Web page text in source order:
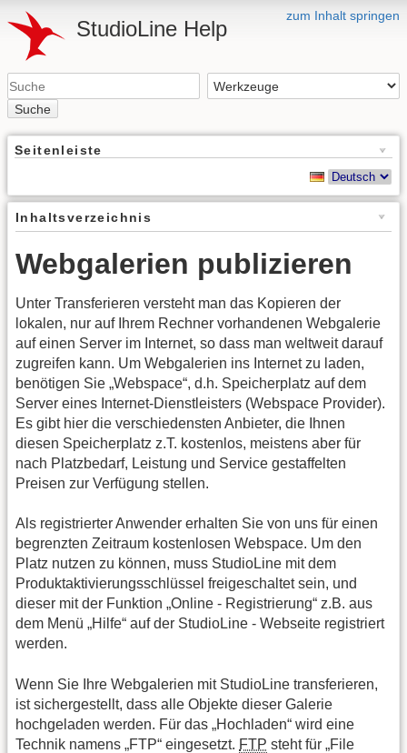
zum Inhalt springen
StudioLine Help
Suche
Seitenleiste
Inhaltsverzeichnis
Webgalerien publizieren
Unter Transferieren versteht man das Kopieren der
lokalen, nur auf Ihrem Rechner vorhandenen Webgalerie
auf einen Server im Internet, so dass man weltweit darauf
zugreifen kann. Um Webgalerien ins Internet zu laden,
benötigen Sie „Webspace“, d.h. Speicherplatz auf dem
Server eines Internet-Dienstleisters (Webspace Provider).
Es gibt hier die verschiedensten Anbieter, die Ihnen
diesen Speicherplatz z.T. kostenlos, meistens aber für
nach Platzbedarf, Leistung und Service gestaffelten
Preisen zur Verfügung stellen.
Als registrierter Anwender erhalten Sie von uns für einen
begrenzten Zeitraum kostenlosen Webspace. Um den
Platz nutzen zu können, muss StudioLine mit dem
Produktaktivierungsschlüssel freigeschaltet sein, und
dieser mit der Funktion „Online - Registrierung“ z.B. aus
dem Menü „Hilfe“ auf der StudioLine - Webseite registriert
werden.
Wenn Sie Ihre Webgalerien mit StudioLine transferieren,
ist sichergestellt, dass alle Objekte dieser Galerie
hochgeladen werden. Für das „Hochladen“ wird eine
Technik namens „FTP“ eingesetzt. FTP steht für „File